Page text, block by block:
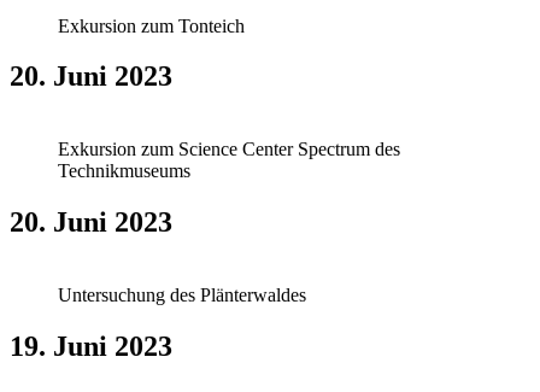
Exkursion zum Tonteich
20. Juni 2023
Exkursion zum Science Center Spectrum des
Technikmuseums
20. Juni 2023
Untersuchung des Plänterwaldes
19. Juni 2023